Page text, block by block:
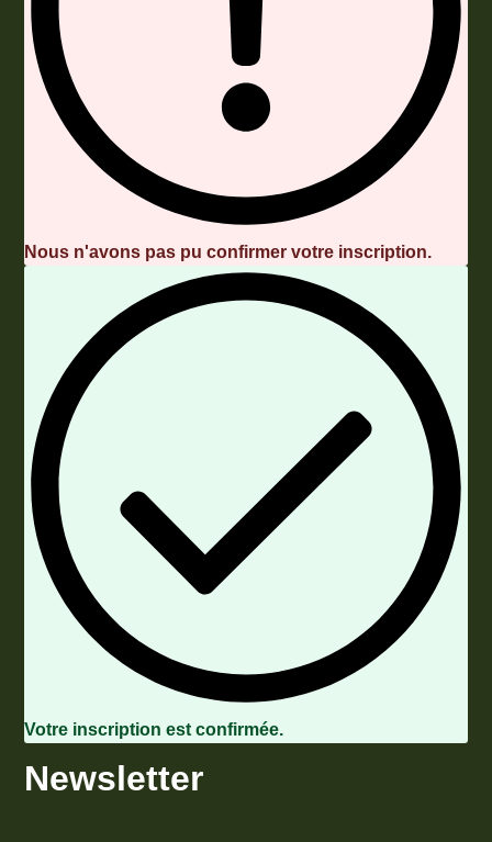
Nous n'avons pas pu confirmer votre inscription.
Votre inscription est confirmée.
Newsletter